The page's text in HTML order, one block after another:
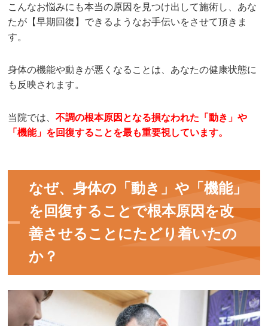
こんなお悩みにも本当の原因を見つけ出して施術し、あな
たが【早期回復】できるようなお手伝いをさせて頂きま
す。
身体の機能や動きが悪くなることは、あなたの健康状態に
も反映されます。
当院では、不調の根本原因となる損なわれた「動き」や
「機能」を回復することを最も重要視しています。
なぜ、身体の「動き」や「機能」
を回復することで根本原因を改
善させることにたどり着いたの
か？